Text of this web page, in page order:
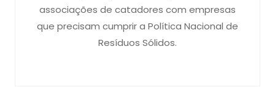
associações de catadores com empresas
que precisam cumprir a Política Nacional de
Resíduos Sólidos.